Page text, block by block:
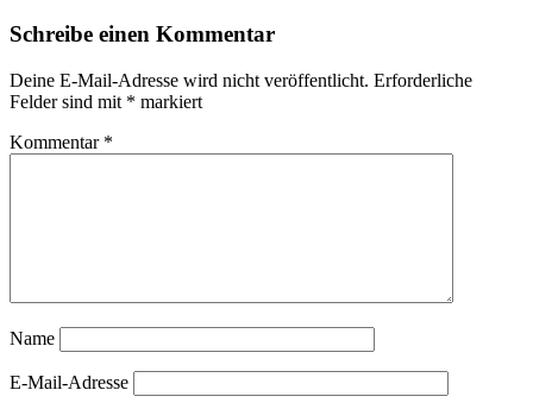
Schreibe einen Kommentar
Deine E-Mail-Adresse wird nicht veröffentlicht. Erforderliche
Felder sind mit * markiert
Kommentar *
Name
E-Mail-Adresse